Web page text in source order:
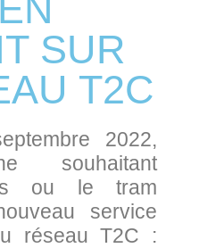
SUR
T2C
2022,
souhaitant
ou le tram
service
réseau T2C :